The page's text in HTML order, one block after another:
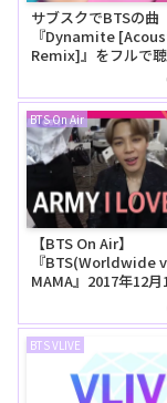
サブスクでBTSの曲
『Dynamite
Remix]』をフルで
Amazon Music
は無料で聴ける？
BTS On Air
【BTS On Air】
『BTS(Worldwide
MAMA』2017年12月
YouTubeに公開され
画】
BTS VLIVE